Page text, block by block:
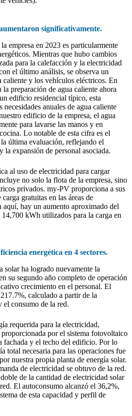
significativamente.
empresa en 2023 es particularmente
Mientras que hubo cambios
para la calefacción y la electricidad
el último análisis, se observa un
caliente y los vehículos eléctricos. En
la preparación de agua caliente ahora
edificio residencial típico, esta
anuales de agua caliente
edificio de la empresa, el agua
para lavarse las manos y en
Lo notable de esta cifra es el
última evaluación, reflejando el
la expansión de personal asociada.
al uso de electricidad para cargar
no solo la flota de la empresa, sino
privados. my-PV proporciona a sus
gratuitas en las áreas de
aquí, hay un aumento aproximado del
kWh utilizados para la carga en
energética en 4 sectores.
solar ha logrado nuevamente la
su segundo año completo de operación
crecimiento en el personal. El
calculado a partir de la
el consumo de la red.
requerida para la electricidad,
por el sistema fotovoltaico
fachada y el techo del edificio. Por lo
total necesaria para las operaciones fue
nuestra propia planta de energía solar.
de electricidad se obtuvo de la red.
de la cantidad de electricidad solar
El autoconsumo alcanzó el 36,2%,
de esta capacidad y perfil de